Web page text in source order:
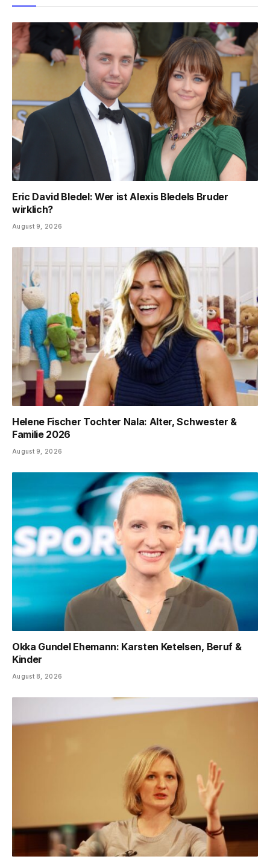
Eric David Bledel: Wer ist Alexis Bledels Bruder
wirklich?
August 9, 2026
Helene Fischer Tochter Nala: Alter, Schwester &
Familie 2026
August 9, 2026
Okka Gundel Ehemann: Karsten Ketelsen, Beruf &
Kinder
August 8, 2026